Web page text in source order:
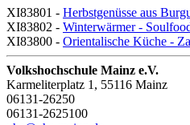
XI83801 - Herbstgenüsse aus
XI83802 - Winterwärmer -
XI83800 - Orientalische Küche -
Volkshochschule Mainz e.V.
Karmeliterplatz 1, 55116 Mainz
06131-26250
06131-2625100